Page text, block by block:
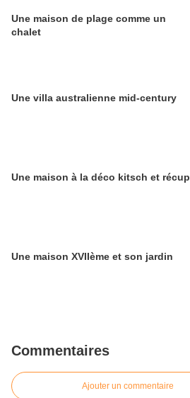
Une maison de plage comme un
chalet
Une villa australienne mid-century
Une maison à la déco kitsch et récup
Une maison XVIIème et son jardin
Commentaires
Ajouter un commentaire